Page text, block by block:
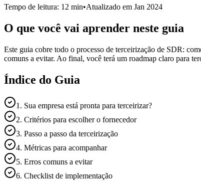
Tempo de leitura: 12 min•Atualizado em Jan 2024
O que você vai aprender neste guia
Este guia cobre todo o processo de terceirização de SDR:
comuns a evitar. Ao final, você terá um roadmap claro para
Índice do Guia
1. Sua empresa está pronta para terceirizar?
2. Critérios para escolher o fornecedor
3. Passo a passo da terceirização
4. Métricas para acompanhar
5. Erros comuns a evitar
6. Checklist de implementação